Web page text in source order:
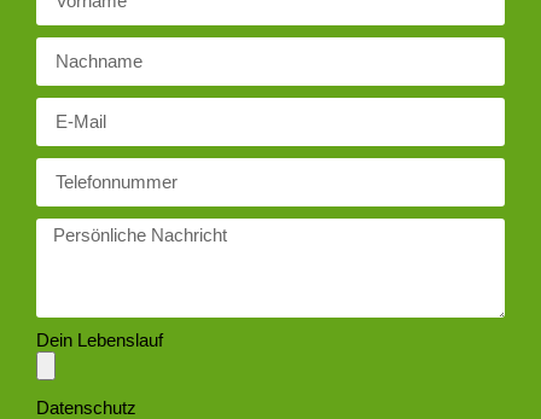
Dein Lebenslauf
Datenschutz